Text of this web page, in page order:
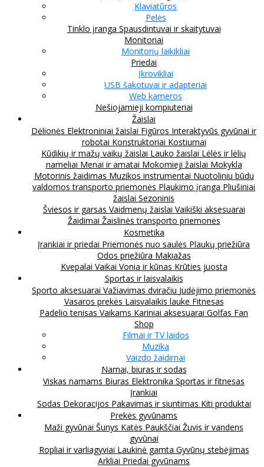
Klaviatūros
Pelės
Tinklo įranga Spausdintuvai ir skaitytuvai
Monitoriai
Monitorių laikikliai
Priedai
Įkrovikliai
USB šakotuvai ir adapteriai
Web kameros
Nešiojamieji kompiuteriai
Žaislai
Dėlionės Elektroniniai žaislai Figūros Interaktyvūs gyvūnai ir
robotai Konstruktoriai Kostiumai
Kūdikių ir mažų vaikų žaislai Lauko žaislai Lėlės ir lėlių
nameliai Menai ir amatai Mokomieji žaislai Mokykla
Motorinis žaidimas Muzikos instrumentai Nuotoliniu būdu
valdomos transporto priemonės Plaukimo įranga Pliušiniai
žaislai Sezoninis
Šviesos ir garsas Vaidmenų žaislai Vaikiški aksesuarai
Žaidimai Žaislinės transporto priemonės
Kosmetika
Įrankiai ir priedai Priemonės nuo saulės Plaukų priežiūra
Odos priežiūra Makiažas
Kvepalai Vaikai Vonia ir kūnas Krūties juosta
Sportas ir laisvalaikis
Sporto aksesuarai Važiavimas dviračiu Judėjimo priemonės
Vasaros prekės Laisvalaikis lauke Fitnesas
Padelio tenisas Vaikams Kariniai aksesuarai Golfas Fan
Shop
Filmai ir TV laidos
Muzika
Vaizdo žaidimai
Namai, biuras ir sodas
Viskas namams Biuras Elektronika Sportas ir fitnesas
Įrankiai
Sodas Dekoracijos Pakavimas ir siuntimas Kiti produktai
Prekės gyvūnams
Maži gyvūnai Šunys Katės Paukščiai Žuvis ir vandens
gyvūnai
Ropliai ir varliagyviai Laukinė gamta Gyvūnų stebėjimas
Arkliai Priedai gyvūnams